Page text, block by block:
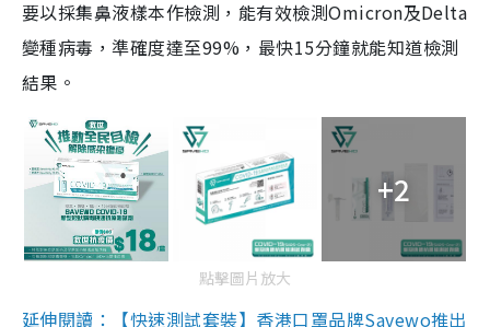
要以採集鼻液樣本作檢測，能有效檢測Omicron及Delta
變種病毒，準確度達至99%，最快15分鐘就能知道檢測
結果。
+2
點擊圖片放大
延伸閱讀：【快速測試套裝】香港口罩品牌Savewo推出